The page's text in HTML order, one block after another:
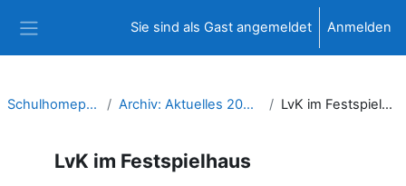
Sie sind als Gast angemeldet Anmelden
Schulhomepage Archiv: Aktuelles 2021/22 LvK im Festspielhaus
LvK im Festspielhaus